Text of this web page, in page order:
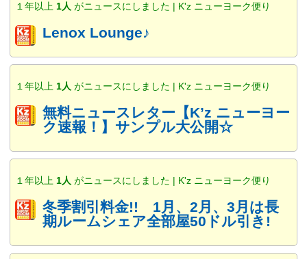
１年以上 1人 がニュースにしました | K'z ニューヨーク便り
Lenox Lounge♪
１年以上 1人 がニュースにしました | K'z ニューヨーク便り
無料ニュースレター【K’z ニューヨー
ク速報！】サンプル大公開☆
１年以上 1人 がニュースにしました | K'z ニューヨーク便り
冬季割引料金!! 1月、2月、3月は長
期ルームシェア全部屋50ドル引き!